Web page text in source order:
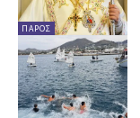
ΠΆΡΟΣ